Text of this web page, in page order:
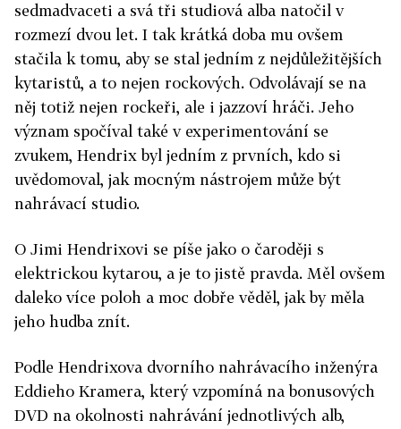
sedmadvaceti a svá tři studiová alba natočil v
rozmezí dvou let. I tak krátká doba mu ovšem
stačila k tomu, aby se stal jedním z nejdůležitějších
kytaristů, a to nejen rockových. Odvolávají se na
něj totiž nejen rockeři, ale i jazzoví hráči. Jeho
význam spočíval také v experimentování se
zvukem, Hendrix byl jedním z prvních, kdo si
uvědomoval, jak mocným nástrojem může být
nahrávací studio.
O Jimi Hendrixovi se píše jako o čaroději s
elektrickou kytarou, a je to jistě pravda. Měl ovšem
daleko více poloh a moc dobře věděl, jak by měla
jeho hudba znít.
Podle Hendrixova dvorního nahrávacího inženýra
Eddieho Kramera, který vzpomíná na bonusových
DVD na okolnosti nahrávání jednotlivých alb,